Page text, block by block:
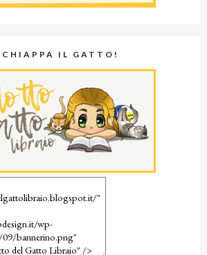
IL GATTO!